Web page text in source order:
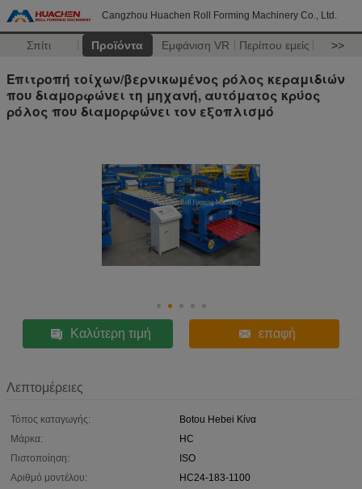
Cangzhou Huachen Roll Forming Machinery Co., Ltd.
Σπίτι Προϊόντα Εμφάνιση VR Περίπου εμείς >>
Επιτροπή τοίχων/βερνικωμένος ρόλος κεραμιδιών
που διαμορφώνει τη μηχανή, αυτόματος κρύος
ρόλος που διαμορφώνει τον εξοπλισμό
Καλύτερη τιμή επαφή
Λεπτομέρειες
Τόπος καταγωγής:
Botou Hebei Κίνα
Μάρκα:
HC
Πιστοποίηση:
ISO
Αριθμό μοντέλου:
HC24-183-1100